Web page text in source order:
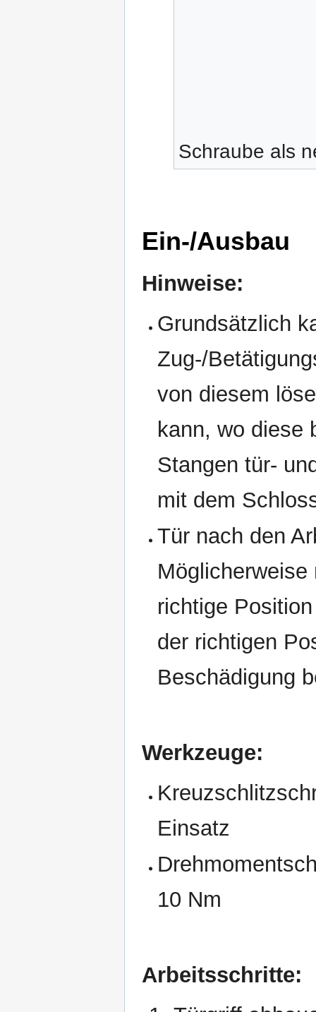
Schraube als
Ein-/Ausbau
Hinweise:
Grundsätzlich
Zug-/
von diesem
kann, wo diese
Stangen tür-
mit dem
Tür nach den
richtige
der richtigen
Beschädigung
Werkzeuge:
Einsatz
10 Nm
Arbeitsschritte: